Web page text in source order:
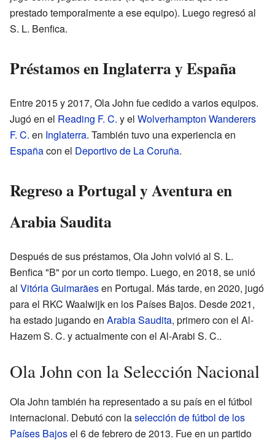
prestado temporalmente a ese equipo). Luego regresó al
S. L. Benfica.
Préstamos en Inglaterra y España
Entre 2015 y 2017, Ola John fue cedido a varios equipos.
Jugó en el Reading F. C. y el Wolverhampton Wanderers
F. C. en Inglaterra. También tuvo una experiencia en
Españacon el Deportivo de La Coruña.
Regreso a Portugal y Aventura en
Arabia Saudita
Después de sus préstamos, Ola John volvió al S. L.
Benfica "B" por un corto tiempo. Luego, en 2018, se unió
al Vitória Guimarãesen Portugal. Más tarde, en 2020, jugó
para el RKC Waalwijk en los Países Bajos. Desde 2021,
ha estado jugando en Arabia Saudita, primero con el Al-
Hazem S. C. y actualmente con el Al-Arabi S. C..
Ola John con la Selección Nacional
Ola John también ha representado a su país en el fútbol
internacional. Debutó con laselección de fútbol de los
Países Bajosel 6 de febrero de 2013. Fue en un partido